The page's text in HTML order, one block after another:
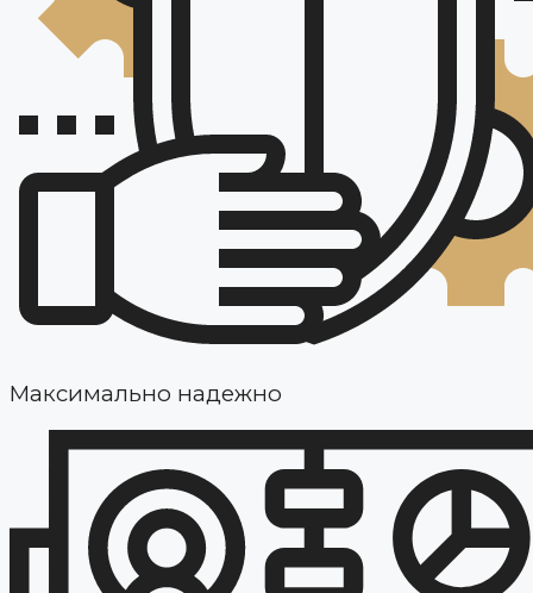
Максимально надежно